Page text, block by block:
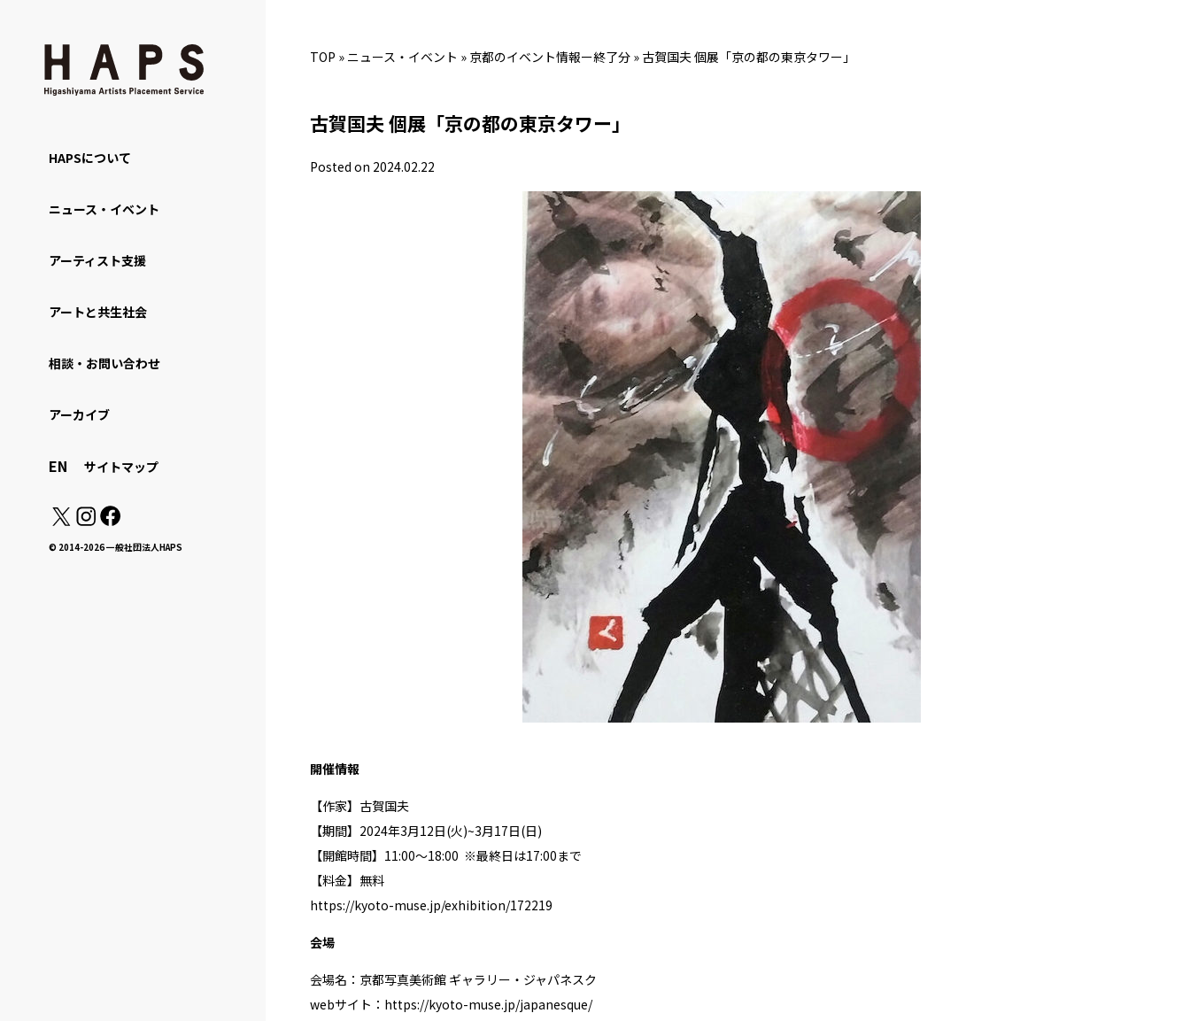
HAPSについて
ニュース・イベント
アーティスト支援
アートと共生社会
相談・お問い合わせ
アーカイブ
EN サイトマップ
© 2014-2026 一般社団法人HAPS
TOP » ニュース・イベント » 京都のイベント情報ー終了分 » 古賀国夫 個展「京の都の東京タワー」
古賀国夫 個展「京の都の東京タワー」
Posted on 2024.02.22
開催情報
【作家】古賀国夫
【期間】2024年3月12日(火)~3月17日(日)
【開館時間】11:00〜18:00 ※最終日は17:00まで
【料金】無料
https://kyoto-muse.jp/exhibition/172219
会場
会場名：京都写真美術館 ギャラリー・ジャパネスク
webサイト： https://kyoto-muse.jp/japanesque/